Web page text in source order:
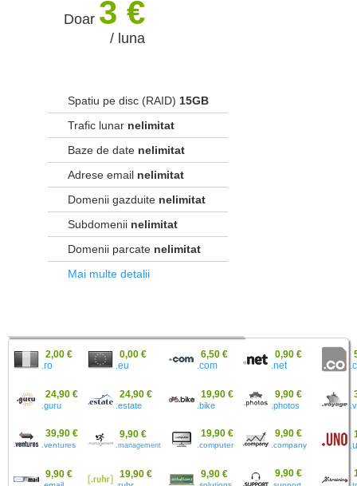
Doar 3 €
/ luna
Spatiu pe disc (RAID) 15GB
Trafic lunar nelimitat
Baze de date nelimitat
Adrese email nelimitat
Domenii gazduite nelimitat
Subdomenii nelimitat
Domenii parcate nelimitat
Mai multe detalii
.ro
2,00 €
.eu
0,00 €
.com
6,50 €
.net
0,90 €
.guru
24,90 €
.estate
24,90 €
.bike
19,90 €
.photos
9,90 €
.ventures
39,90 €
.management
9,90 €
.computer
19,90 €
.company
9,90 €
9,90 € 19,90 € 9,90 € 9,90 €